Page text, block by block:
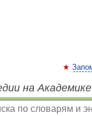
на Академике